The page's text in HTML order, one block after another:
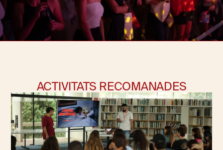
ACTIVITATS RECOMANADES